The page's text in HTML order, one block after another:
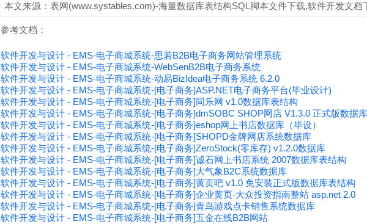
本文来源：表网(www.systables.com)-海量数据库表结构SQL脚本文件下载,软件开发文档
参考文档：
软件开发与设计 - EMS-电子商城系统-思若B2B电子商务网站管理系统
软件开发与设计 - EMS-电子商城系统-WebSenB2B电子商务系统
软件开发与设计 - EMS-电子商城系统-动易BizIdea电子商务系统 6.2.0
软件开发与设计 - EMS-电子商城系统-[电子商务]ASP.NET电子商务平台(毕业设计)
软件开发与设计 - EMS-电子商城系统-[电子商务]同乐网 v1.0数据库表结构
软件开发与设计 - EMS-电子商城系统-[电子商务]dmSOBC SHOP网店 V1.3.0 正式版数据库
软件开发与设计 - EMS-电子商城系统-[电子商务]eshop网上书店数据库（毕设）
软件开发与设计 - EMS-电子商城系统-[电子商务]SHOPD金牌网店系统数据库
软件开发与设计 - EMS-电子商城系统-[电子商务]ZeroStock(零库存) v1.2.0数据库
软件开发与设计 - EMS-电子商城系统-[电子商务]诚石网上书店系统 2007数据库表结构
软件开发与设计 - EMS-电子商城系统-[电子商务]大气象B2C系统数据库
软件开发与设计 - EMS-电子商城系统-[电子商务]黄页吧 v1.0 免安装正式版数据库表结构
软件开发与设计 - EMS-电子商城系统-[电子商务]企业黄页-大众投资指南整站 asp.net 2.0
软件开发与设计 - EMS-电子商城系统-[电子商务]青鸟游戏点卡销售系统数据库
软件开发与设计 - EMS-电子商城系统-[电子商务]五金在线B2B网站